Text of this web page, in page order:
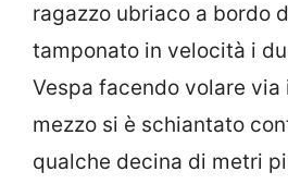
ragazzo ubriaco a bordo
tamponato in velocità i
Vespa facendo volare via
mezzo si è schiantato
qualche decina di metri